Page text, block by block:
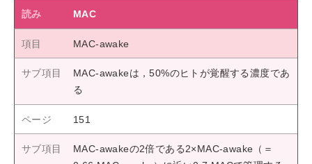
MAC
MAC-awake
MAC-awakeは，50%のヒトが覚醒する濃度であ
る
151
MAC-awakeの2倍である2×MAC-awake（＝